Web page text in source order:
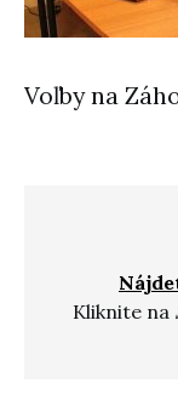
Voľby na
Kliknite na